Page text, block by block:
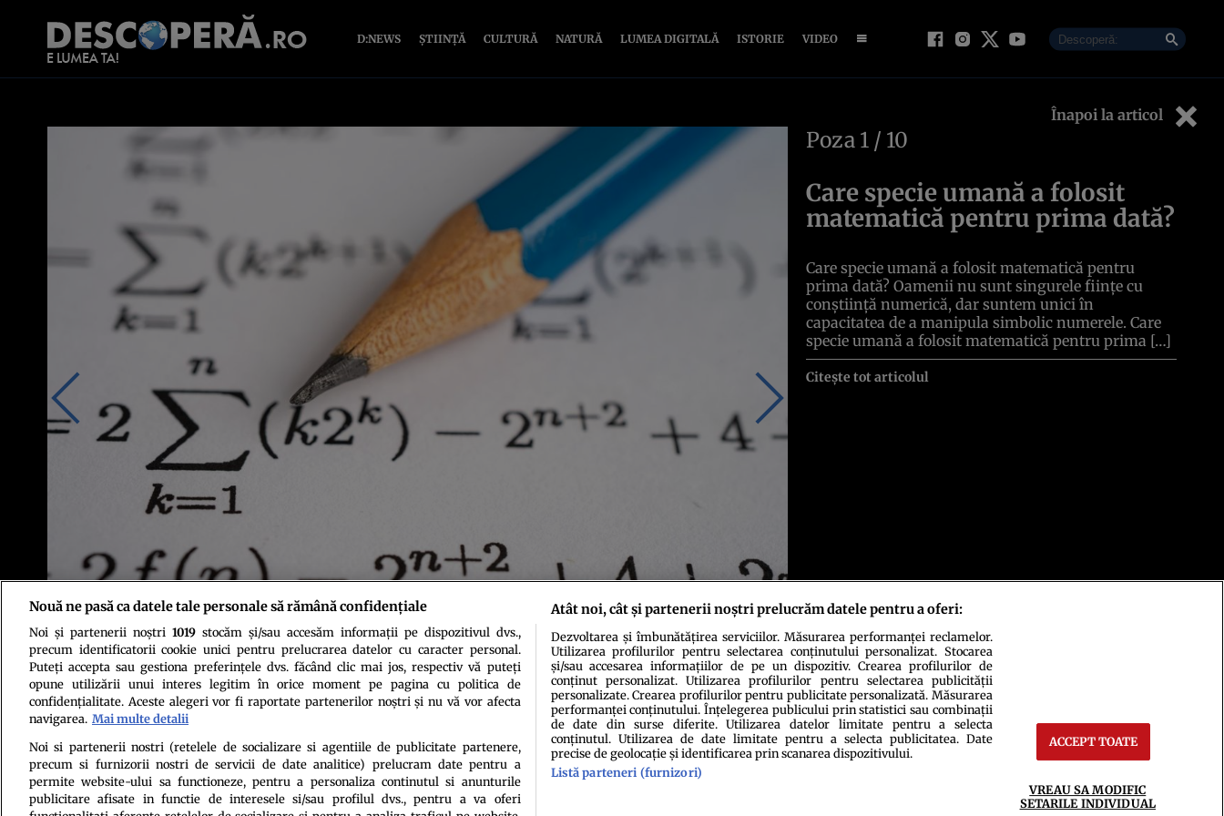
D:NEWS ȘTIINȚĂ CULTURĂ NATURĂ LUMEA DIGITALĂ ISTORIE VIDEO
Înapoi la articol
Foto: Shutterstock
Poza 1 / 10
Care specie umană a folosit
matematică pentru prima dată?
Care specie umană a folosit matematică pentru
prima dată? Oamenii nu sunt singurele ființe cu
conștiință numerică, dar suntem unici în
capacitatea de a manipula simbolic numerele. Care
specie umană a folosit matematică pentru prima […]
Citește tot articolul
Politica de confidenţialitatePolitica de cookiesTermeni şi condiţiiEchipa redacțională
Nouă ne pasă ca datele tale personale să rămână confidențiale
Noi și partenerii noștri 1019stocăm și/sau accesăm informații pe dispozitivul dvs.,
precum identificatorii cookie unici pentru prelucrarea datelor cu caracter personal.
Puteți accepta sau gestiona preferințele dvs. făcând clic mai jos, respectiv vă puteți
opune utilizării unui interes legitim în orice moment pe pagina cu politica de
confidențialitate. Aceste alegeri vor fi raportate partenerilor noștri și nu vă vor afecta
navigarea. Mai multe detalii
Noi si partenerii nostri (retelele de socializare si agentiile de publicitate partenere,
precum si furnizorii nostri de servicii de date analitice) prelucram date pentru a
permite website-ului sa functioneze, pentru a personaliza continutul si anunturile
publicitare afisate in functie de interesele si/sau profilul dvs., pentru a va oferi
Atât noi, cât și partenerii noștri prelucrăm datele pentru a oferi:
Dezvoltarea și îmbunătățirea serviciilor. Măsurarea performanței reclamelor.
Utilizarea profilurilor pentru selectarea conținutului personalizat. Stocarea
și/sau accesarea informațiilor de pe un dispozitiv. Crearea profilurilor de
conținut personalizat. Utilizarea profilurilor pentru selectarea publicității
personalizate. Crearea profilurilor pentru publicitate personalizată. Măsurarea
performanței conținutului. Înțelegerea publicului prin statistici sau combinații
de date din surse diferite. Utilizarea datelor limitate pentru a selecta
conținutul. Utilizarea de date limitate pentru a selecta publicitatea. Date
precise de geolocație și identificarea prin scanarea dispozitivului.
Listă parteneri (furnizori)
ACCEPT TOATE
VREAU SA MODIFIC
SETARILE INDIVIDUAL